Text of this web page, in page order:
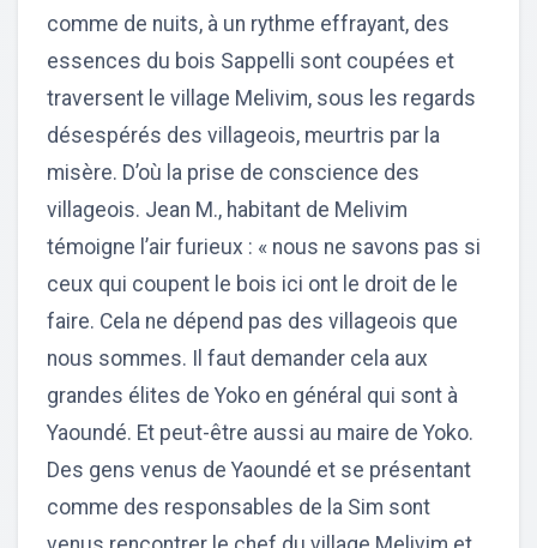
comme de nuits, à un rythme effrayant, des
essences du bois Sappelli sont coupées et
traversent le village Melivim, sous les regards
désespérés des villageois, meurtris par la
misère. D’où la prise de conscience des
villageois. Jean M., habitant de Melivim
témoigne l’air furieux : « nous ne savons pas si
ceux qui coupent le bois ici ont le droit de le
faire. Cela ne dépend pas des villageois que
nous sommes. Il faut demander cela aux
grandes élites de Yoko en général qui sont à
Yaoundé. Et peut-être aussi au maire de Yoko.
Des gens venus de Yaoundé et se présentant
comme des responsables de la Sim sont